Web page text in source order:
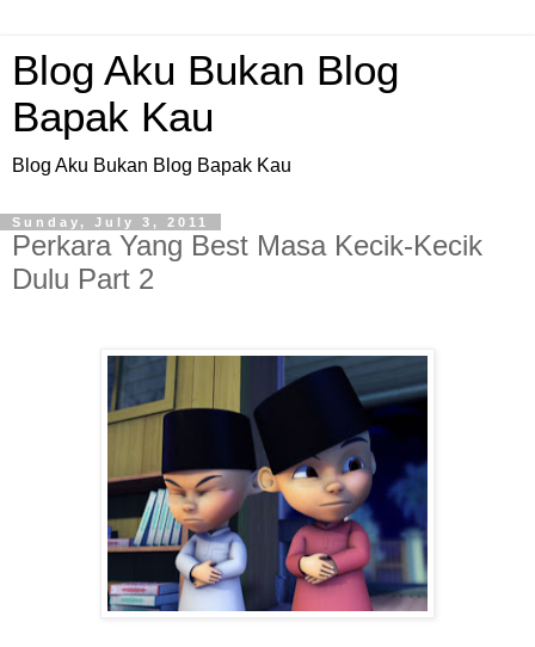
Blog Aku Bukan Blog
Bapak Kau
Blog Aku Bukan Blog Bapak Kau
Sunday, July 3, 2011
Perkara Yang Best Masa Kecik-Kecik
Dulu Part 2